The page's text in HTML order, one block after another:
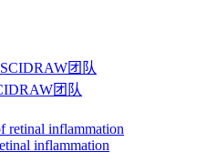
团队
inflammation